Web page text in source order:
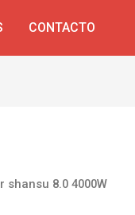
CONTACTO
8.0 4000W